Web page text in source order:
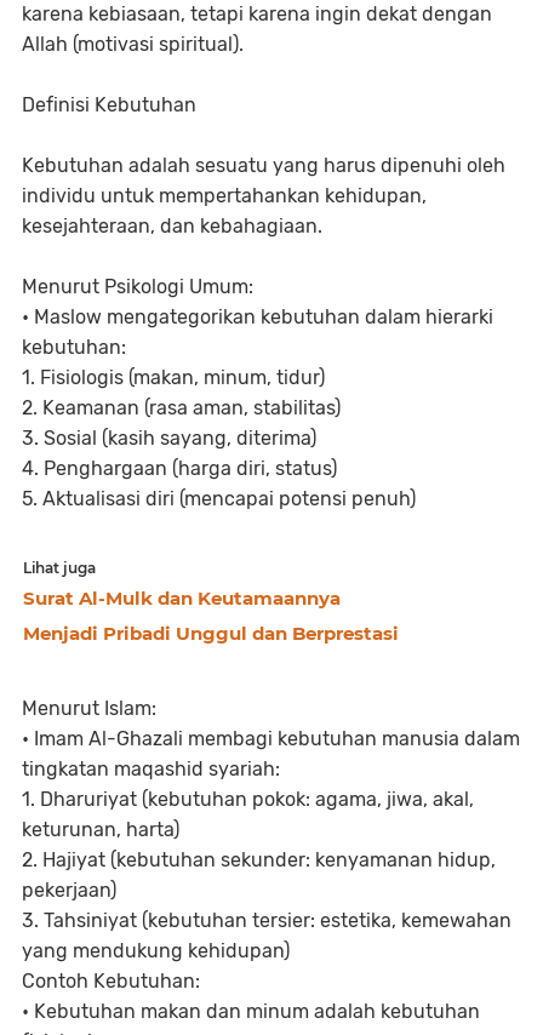
karena kebiasaan, tetapi karena ingin dekat dengan
Allah (motivasi spiritual).
Definisi Kebutuhan
Kebutuhan adalah sesuatu yang harus dipenuhi oleh
individu untuk mempertahankan kehidupan,
kesejahteraan, dan kebahagiaan.
Menurut Psikologi Umum:
• Maslow mengategorikan kebutuhan dalam hierarki
kebutuhan:
1. Fisiologis (makan, minum, tidur)
2. Keamanan (rasa aman, stabilitas)
3. Sosial (kasih sayang, diterima)
4. Penghargaan (harga diri, status)
5. Aktualisasi diri (mencapai potensi penuh)
Lihat juga
Surat Al-Mulk dan Keutamaannya
Menjadi Pribadi Unggul dan Berprestasi
Menurut Islam:
• Imam Al-Ghazali membagi kebutuhan manusia dalam
tingkatan maqashid syariah:
1. Dharuriyat (kebutuhan pokok: agama, jiwa, akal,
keturunan, harta)
2. Hajiyat (kebutuhan sekunder: kenyamanan hidup,
pekerjaan)
3. Tahsiniyat (kebutuhan tersier: estetika, kemewahan
yang mendukung kehidupan)
Contoh Kebutuhan:
• Kebutuhan makan dan minum adalah kebutuhan